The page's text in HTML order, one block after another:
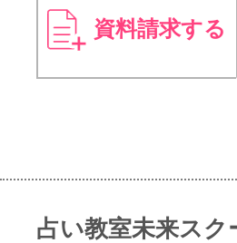
資料請求する
占い教室未来スク